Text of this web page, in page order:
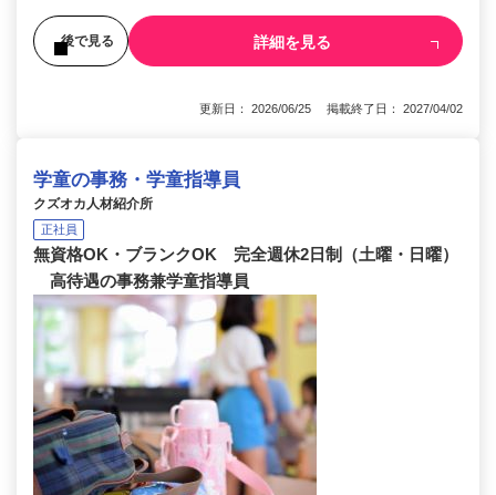
後で見る 詳細を見る
更新日： 2026/06/25 掲載終了日： 2027/04/02
学童の事務・学童指導員
クズオカ人材紹介所
正社員
無資格OK・ブランクOK 完全週休2日制（土曜・日曜）
高待遇の事務兼学童指導員